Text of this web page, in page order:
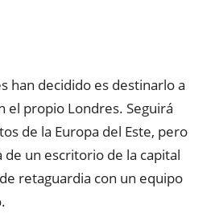
han decidido es destinarlo a
el propio Londres. Seguirá
de la Europa del Este, pero
un escritorio de la capital
retaguardia con un equipo